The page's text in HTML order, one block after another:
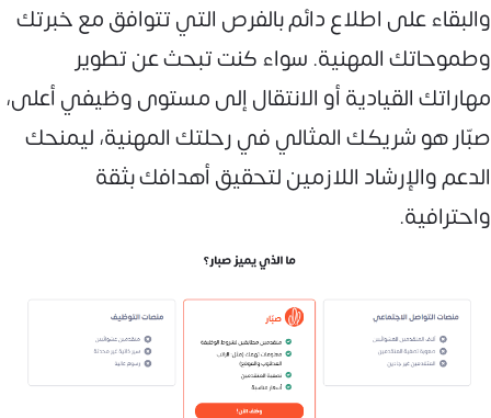
والبقاء على اطلاع دائم بالفرص التي تتوافق مع خبرتك
وطموحاتك المهنية. سواء كنت تبحث عن تطوير
مهاراتك القيادية أو الانتقال إلى مستوى وظيفي أعلى،
صبّار هو شريكك المثالي في رحلتك المهنية، ليمنحك
الدعم والإرشاد اللازمين لتحقيق أهدافك بثقة
واحترافية.